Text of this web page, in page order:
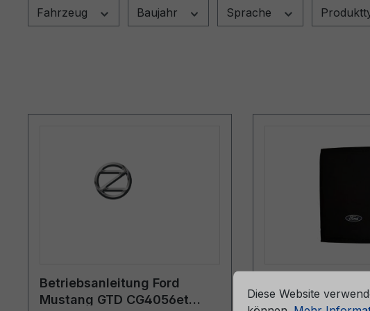
Fahrzeug Baujahr Sprache
Betriebsanleitung Ford
Mustang GTD CG4056et
6M51-7057-BA
Cookie-Voreinstellungen
Mehr Informationen ...
Diese Website